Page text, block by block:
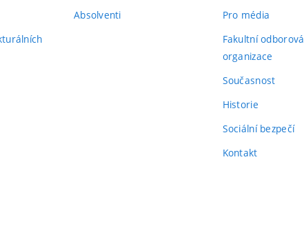
Absolventi
Pro média
Fakultní odborová
organizace
Současnost
Historie
Sociální bezpečí
Kontakt